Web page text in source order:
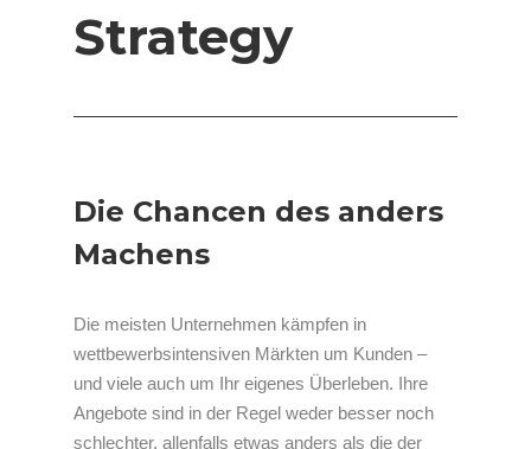
Strategy
Die Chancen des anders
Machens
Die meisten Unternehmen kämpfen in
wettbewerbsintensiven Märkten um Kunden –
und viele auch um Ihr eigenes Überleben. Ihre
Angebote sind in der Regel weder besser noch
schlechter, allenfalls etwas anders als die der